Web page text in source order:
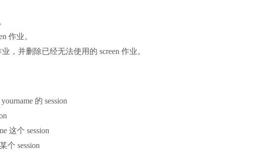
作业。
，并删除已经无法使用的 screen 作业。
的 session
这个 session
个 session